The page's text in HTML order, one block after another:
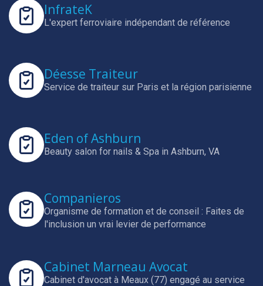
InfrateK
L'expert ferroviaire indépendant de référence
Déesse Traiteur
Service de traiteur sur Paris et la région parisienne
Eden of Ashburn
Beauty salon for nails & Spa in Ashburn, VA
Companieros
Organisme de formation et de conseil : Faites de
l'inclusion un vrai levier de performance
Cabinet Marneau Avocat
Cabinet d'avocat à Meaux (77) engagé au service